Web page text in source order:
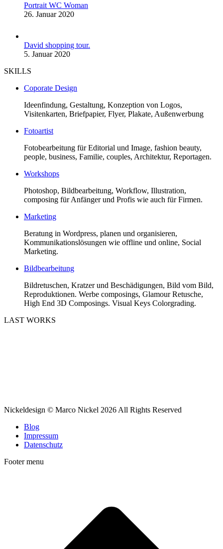
Portrait WC Woman
26. Januar 2020
David shopping tour.
5. Januar 2020
SKILLS
Coporate Design
Ideenfindung, Gestaltung, Konzeption von Logos,
Visitenkarten, Briefpapier, Flyer, Plakate, Außenwerbung
Fotoartist
Fotobearbeitung für Editorial und Image, fashion beauty,
people, business, Familie, couples, Architektur, Reportagen.
Workshops
Photoshop, Bildbearbeitung, Workflow, Illustration,
composing für Anfänger und Profis wie auch für Firmen.
Marketing
Beratung in Wordpress, planen und organisieren,
Kommunikationslösungen wie offline und online, Social
Marketing.
Bildbearbeitung
Bildretuschen, Kratzer und Beschädigungen, Bild vom Bild,
Reproduktionen. Werbe composings, Glamour Retusche,
High End 3D Composings. Visual Keys Colorgrading.
LAST WORKS
Nickeldesign © Marco Nickel 2026 All Rights Reserved
Blog
Impressum
Datenschutz
Footer menu